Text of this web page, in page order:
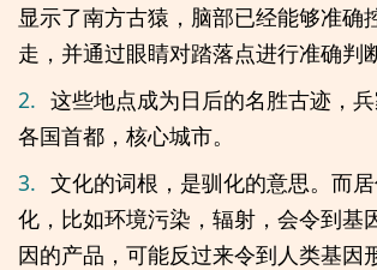
显示了南方古猿，脑部已经能够准确
走，并通过眼睛对踏落点进行准确判断
2. 这些地点成为日后的名胜古迹，兵
各国首都，核心城市。
3. 文化的词根，是驯化的意思。而
化，比如环境污染，辐射，会令到基
因的产品，可能反过来令到人类基因